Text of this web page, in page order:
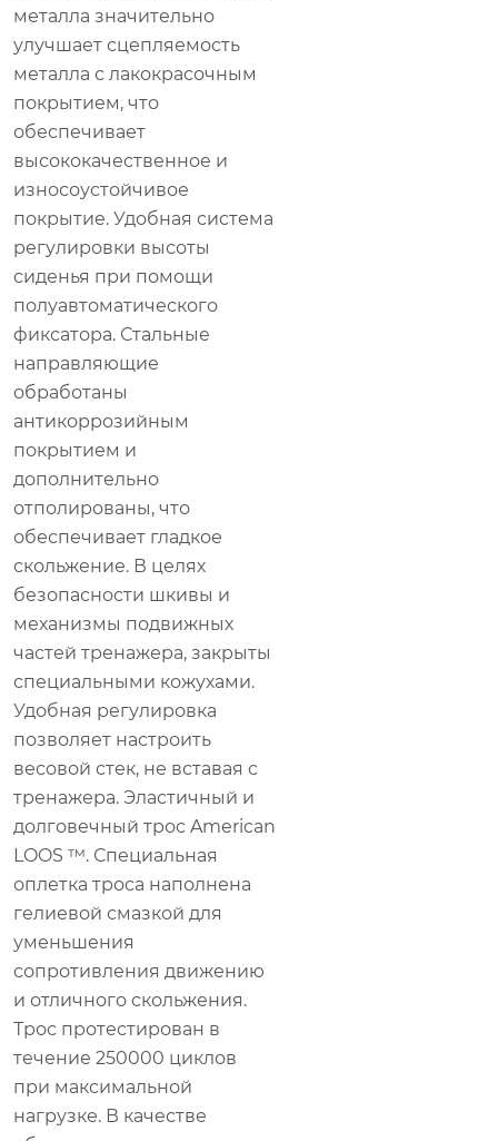
металла значительно
улучшает сцепляемость
металла с лакокрасочным
покрытием, что
обеспечивает
высококачественное и
износоустойчивое
покрытие. Удобная система
регулировки высоты
сиденья при помощи
полуавтоматического
фиксатора. Стальные
направляющие
обработаны
антикоррозийным
покрытием и
дополнительно
отполированы, что
обеспечивает гладкое
скольжение. В целях
безопасности шкивы и
механизмы подвижных
частей тренажера, закрыты
специальными кожухами.
Удобная регулировка
позволяет настроить
весовой стек, не вставая с
тренажера. Эластичный и
долговечный трос American
LOOS ™. Специальная
оплетка троса наполнена
гелиевой смазкой для
уменьшения
сопротивления движению
и отличного скольжения.
Трос протестирован в
течение 250000 циклов
при максимальной
нагрузке. В качестве